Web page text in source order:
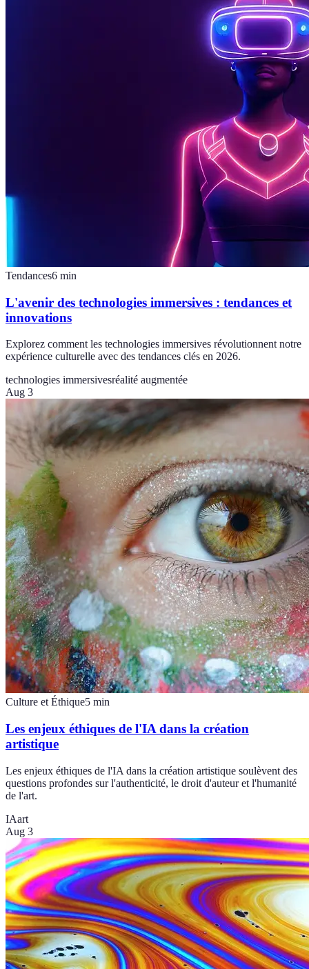
Tendances6 min
L'avenir des technologies immersives : tendances et
innovations
Explorez comment les technologies immersives révolutionnent notre
expérience culturelle avec des tendances clés en 2026.
technologies immersivesréalité augmentée
Aug 3
Culture et Éthique5 min
Les enjeux éthiques de l'IA dans la création
artistique
Les enjeux éthiques de l'IA dans la création artistique soulèvent des
questions profondes sur l'authenticité, le droit d'auteur et l'humanité
de l'art.
IAart
Aug 3